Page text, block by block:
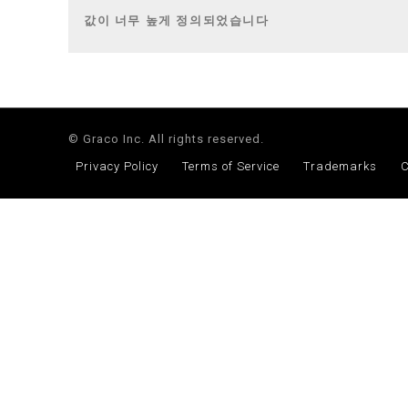
값이 너무 높게 정의되었습니다
© Graco Inc. All rights reserved.
Privacy Policy
Terms of Service Trademarks